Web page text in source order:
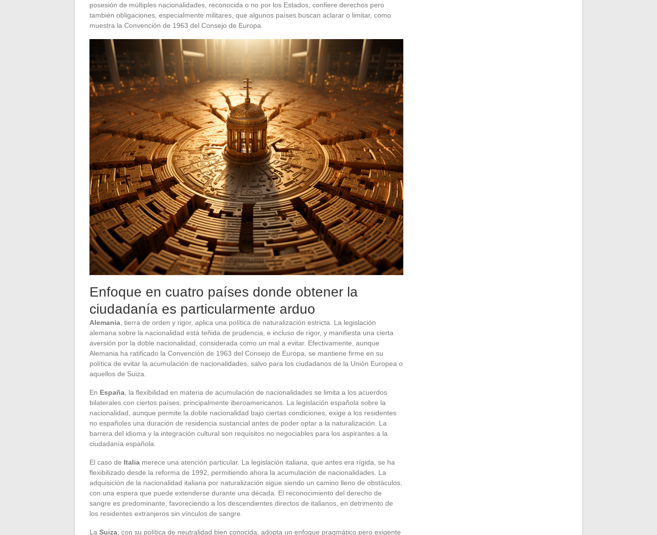
posesión de múltiples nacionalidades, reconocida o no por los Estados, confiere derechos pero
también obligaciones, especialmente militares, que algunos países buscan aclarar o limitar, como
muestra la Convención de 1963 del Consejo de Europa.
Enfoque en cuatro países donde obtener la
ciudadanía es particularmente arduo
Alemania , tierra de orden y rigor, aplica una política de naturalización estricta. La legislación
alemana sobre la nacionalidad está teñida de prudencia, e incluso de rigor, y manifiesta una cierta
aversión por la doble nacionalidad, considerada como un mal a evitar. Efectivamente, aunque
Alemania ha ratificado la Convención de 1963 del Consejo de Europa, se mantiene firme en su
política de evitar la acumulación de nacionalidades, salvo para los ciudadanos de la Unión Europea o
aquellos de Suiza.
En España , la flexibilidad en materia de acumulación de nacionalidades se limita a los acuerdos
bilaterales con ciertos países, principalmente iberoamericanos. La legislación española sobre la
nacionalidad, aunque permite la doble nacionalidad bajo ciertas condiciones, exige a los residentes
no españoles una duración de residencia sustancial antes de poder optar a la naturalización. La
barrera del idioma y la integración cultural son requisitos no negociables para los aspirantes a la
ciudadanía española.
El caso de Italia merece una atención particular. La legislación italiana, que antes era rígida, se ha
flexibilizado desde la reforma de 1992, permitiendo ahora la acumulación de nacionalidades. La
adquisición de la nacionalidad italiana por naturalización sigue siendo un camino lleno de obstáculos,
con una espera que puede extenderse durante una década. El reconocimiento del derecho de
sangre es predominante, favoreciendo a los descendientes directos de italianos, en detrimento de
los residentes extranjeros sin vínculos de sangre.
La Suiza , con su política de neutralidad bien conocida, adopta un enfoque pragmático pero exigente